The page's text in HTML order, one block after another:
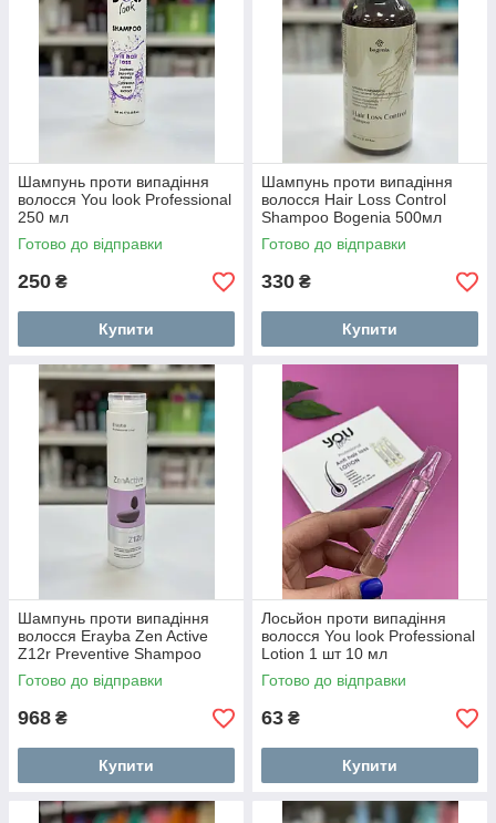
Шампунь проти випадіння
волосся You look Professional
250 мл
Готово до відправки
250 ₴
Купити
Шампунь проти випадіння
волосся Hair Loss Control
Shampoo Bogenia 500мл
Готово до відправки
330 ₴
Купити
Шампунь проти випадіння
волосся Erayba Zen Active
Z12r Preventive Shampoo
250мл
Готово до відправки
968 ₴
Купити
Лосьйон проти випадіння
волосся You look Professional
Lotion 1 шт 10 мл
Готово до відправки
63 ₴
Купити